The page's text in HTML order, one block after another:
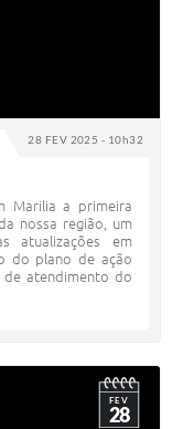
28 FEV 2025 - 10h32
Marilia a primeira
nossa região, um
atualizações em
do plano de ação
de atendimento do
FEV
28